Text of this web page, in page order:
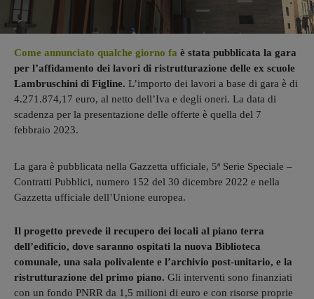
Come annunciato qualche giorno fa è stata pubblicata la gara
per l’affidamento dei lavori di ristrutturazione delle ex scuole
Lambruschini di Figline. L’importo dei lavori a base di gara è di
4.271.874,17 euro, al netto dell’Iva e degli oneri. La data di
scadenza per la presentazione delle offerte è quella del 7
febbraio 2023.
La gara è pubblicata nella Gazzetta ufficiale, 5ª Serie Speciale –
Contratti Pubblici, numero 152 del 30 dicembre 2022 e nella
Gazzetta ufficiale dell’Unione europea.
Il progetto prevede il recupero dei locali al piano terra
dell’edificio, dove saranno ospitati la nuova Biblioteca
comunale, una sala polivalente e l’archivio post-unitario, e la
ristrutturazione del primo piano. Gli interventi sono finanziati
con un fondo PNRR da 1,5 milioni di euro e con risorse proprie